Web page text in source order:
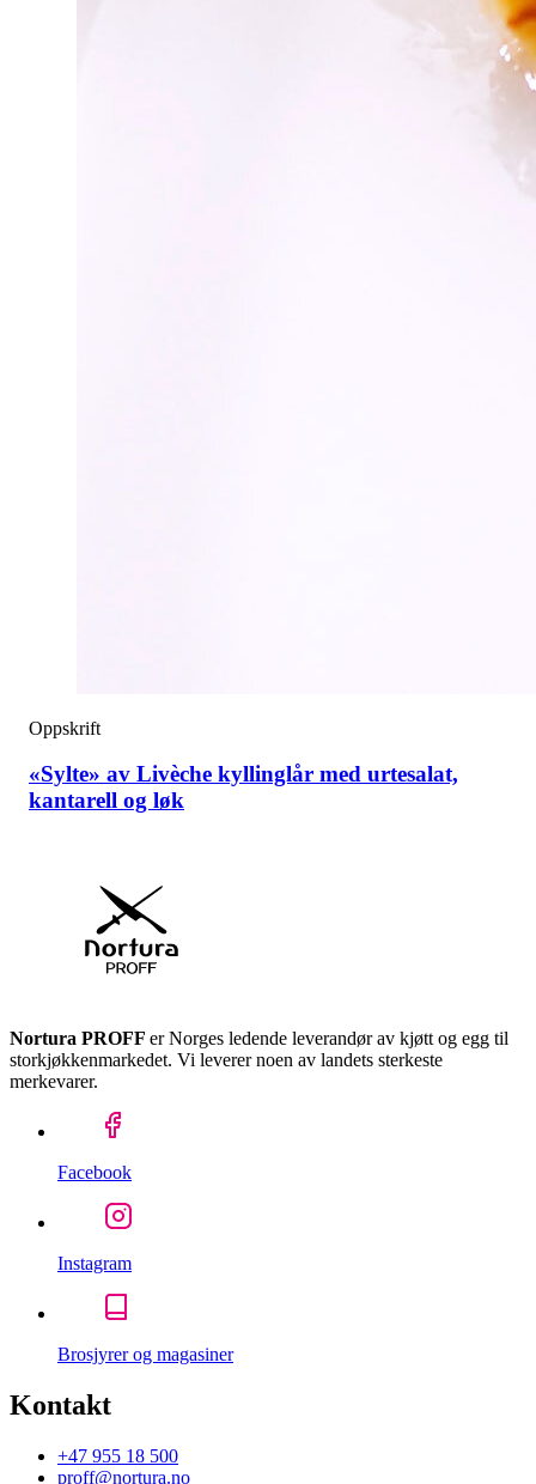
Oppskrift
«Sylte» av Livèche kyllinglår med urtesalat,
kantarell og løk
Nortura PROFF er Norges ledende leverandør av kjøtt og egg til
storkjøkkenmarkedet. Vi leverer noen av landets sterkeste
merkevarer.
Facebook
Instagram
Brosjyrer og magasiner
Kontakt
+47 955 18 500
proff@nortura.no